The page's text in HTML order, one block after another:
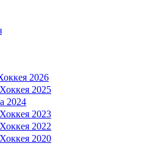
2026
2025
2024
2023
2022
2020